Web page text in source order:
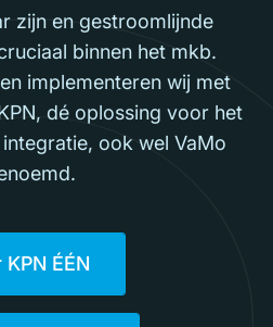
zijn en gestroomlijnde
binnen het mkb.
implementeren wij met
dé oplossing voor het
ook wel VaMo
KPN ÉÉN